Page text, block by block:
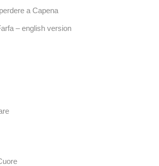
a Capena
– english version